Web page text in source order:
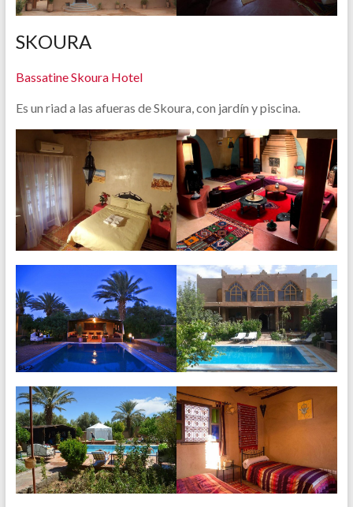
SKOURA
Bassatine Skoura Hotel
Es un riad a las afueras de Skoura, con jardín y piscina.